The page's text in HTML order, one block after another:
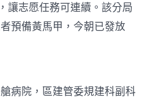
讓志愿任務可連續。該分局
預備黃馬甲，今朝已發放
院，區建管委規建科副科